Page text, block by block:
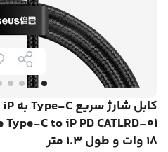
18 وات و طول 1.3 متر